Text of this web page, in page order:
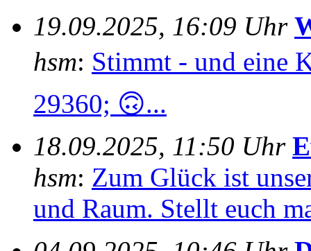
19.09.2025, 16:09 Uhr
hsm: Stimmt - und eine
29360; 🙃...
18.09.2025, 11:50 Uhr
hsm: Zum Glück ist
und Raum. Stellt euch